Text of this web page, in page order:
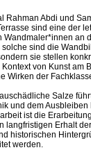
Rahman Abdi und
sind eine der
an
sind die
sie stellen
von Kunst am
Wirken der
Salze
und dem
ist die
langfristigen Erhalt
historischen
werden.